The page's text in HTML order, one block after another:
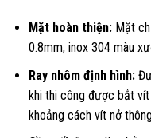
Mặt hoàn thiện:Mặt
0.8mm, inox 304 màu
Ray nhôm định hình:
khi thi công được bắt
khoảng cách vít nở